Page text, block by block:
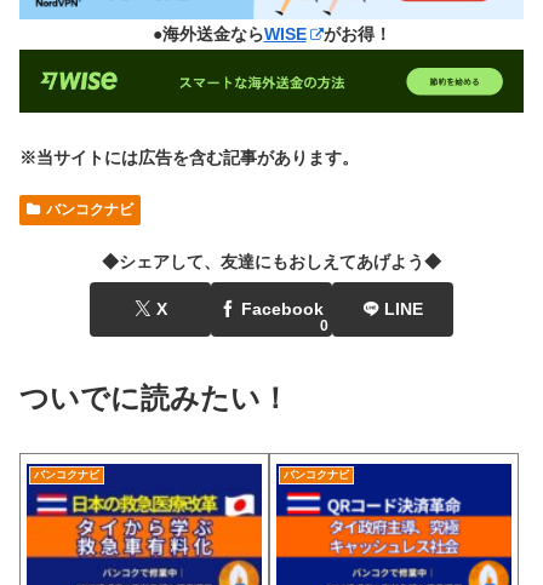
●海外送金ならWISE がお得！
※当サイトには広告を含む記事があります。
バンコクナビ
◆シェアして、友達にもおしえてあげよう◆
X Facebook
0
LINE
ついでに読みたい！
バンコクナビ バンコクナビ